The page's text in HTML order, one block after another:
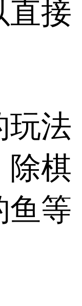
直接
玩法
除棋
鱼等